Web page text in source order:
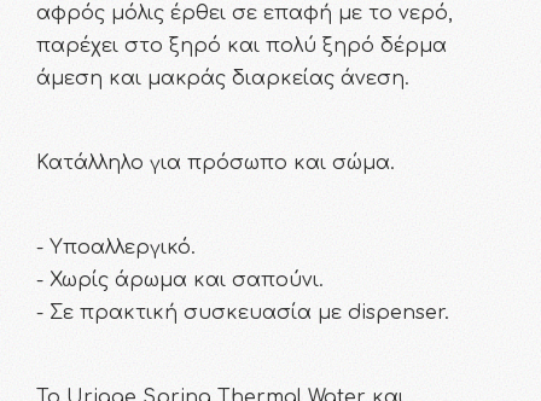
αφρός μόλις έρθει σε επαφή με το νερό,
παρέχει στο ξηρό και πολύ ξηρό δέρμα
άμεση και μακράς διαρκείας άνεση.
Κατάλληλο για πρόσωπο και σώμα.
- Υποαλλεργικό.
- Χωρίς άρωμα και σαπούνι.
- Σε πρακτική συσκευασία με dispenser.